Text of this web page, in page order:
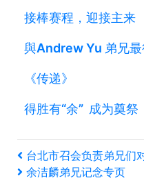
接棒赛程，迎接主来
與Andrew Yu 弟兄
《传递》
得胜有“余” 成为奠
文
章
上
一
台北市召会负责弟兄们
下
余洁麟弟兄记念专页